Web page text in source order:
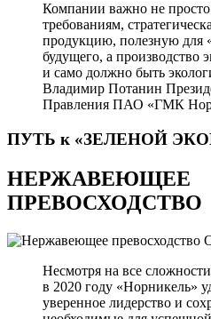
Компании важно не
требованиям,
продукцию, полезную для
будущего, а производство
и само должно быть
Владимир Потанин
Правления ПАО «ГМК
ПУТЬ к «ЗЕЛЕНОЙ
НЕРЖАВЕЮЩЕЕ
ПРЕВОСХОДСТВО
Несмотря на все
в 2020 году «Норникель»
уверенное лидерство и